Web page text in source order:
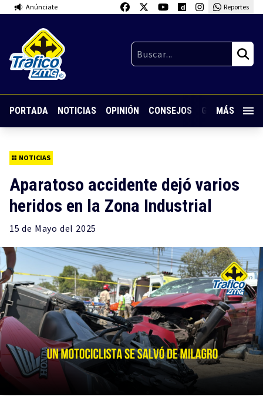
Anúnciate Reportes
PORTADA NOTICIAS OPINIÓN CONSEJOS GUARDIA
MÁS
NOTICIAS
Aparatoso accidente dejó varios
heridos en la Zona Industrial
15 de Mayo del 2025